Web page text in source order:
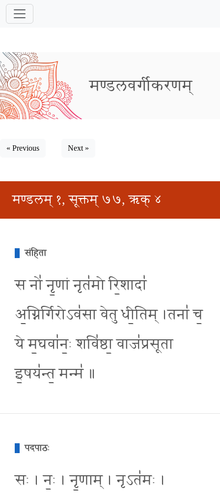
मण्डलवर्गीकरणम्
« Previous Next »
मण्डलम् १, सूक्तम् ७७, ऋक् ४
संहिता
स नो॑ नृ॒णां नृत॑मो रि॒शादा॑
अ॒ग्निर्गिरोऽव॑सा वेतु धी॒तिम् ।तना॑ च॒
ये म॒घवा॑न॒ः शवि॑ष्ठा॒ वाज॑प्रसूता
इ॒षय॑न्त॒ मन्म॑ ॥
पदपाठः
सः । नः॒ । नृ॒णाम् । नृऽत॑मः ।